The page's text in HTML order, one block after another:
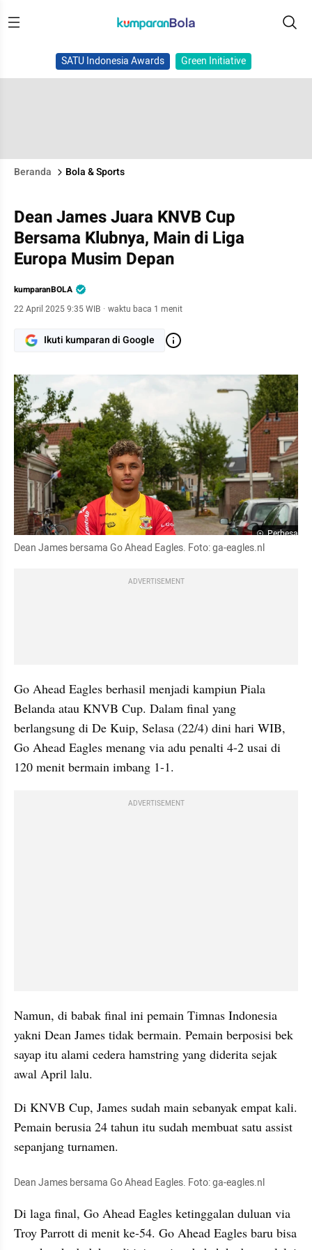
SATU Indonesia Awards Green Initiative
Beranda Bola & Sports
Dean James Juara KNVB Cup
Bersama Klubnya, Main di Liga
Europa Musim Depan
kumparanBOLA
22 April 2025 9:35 WIB · waktu baca 1 menit
Ikuti kumparan di Google
Perbesar
Dean James bersama Go Ahead Eagles. Foto: ga-eagles.nl
ADVERTISEMENT
Go Ahead Eagles berhasil menjadi kampiun Piala
Belanda atau KNVB Cup. Dalam final yang
berlangsung di De Kuip, Selasa (22/4) dini hari WIB,
Go Ahead Eagles menang via adu penalti 4-2 usai di
120 menit bermain imbang 1-1.
ADVERTISEMENT
Namun, di babak final ini pemain Timnas Indonesia
yakni Dean James tidak bermain. Pemain berposisi bek
sayap itu alami cedera hamstring yang diderita sejak
awal April lalu.
Di KNVB Cup, James sudah main sebanyak empat kali.
Pemain berusia 24 tahun itu sudah membuat satu assist
sepanjang turnamen.
Dean James bersama Go Ahead Eagles. Foto: ga-eagles.nl
Di laga final, Go Ahead Eagles ketinggalan duluan via
Troy Parrott di menit ke-54. Go Ahead Eagles baru bisa